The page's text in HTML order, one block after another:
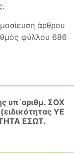
άρθρου
φύλλου 686
υπ΄αριθμ. ΣΟΧ
ΥΕ
ΕΣΩΤ.